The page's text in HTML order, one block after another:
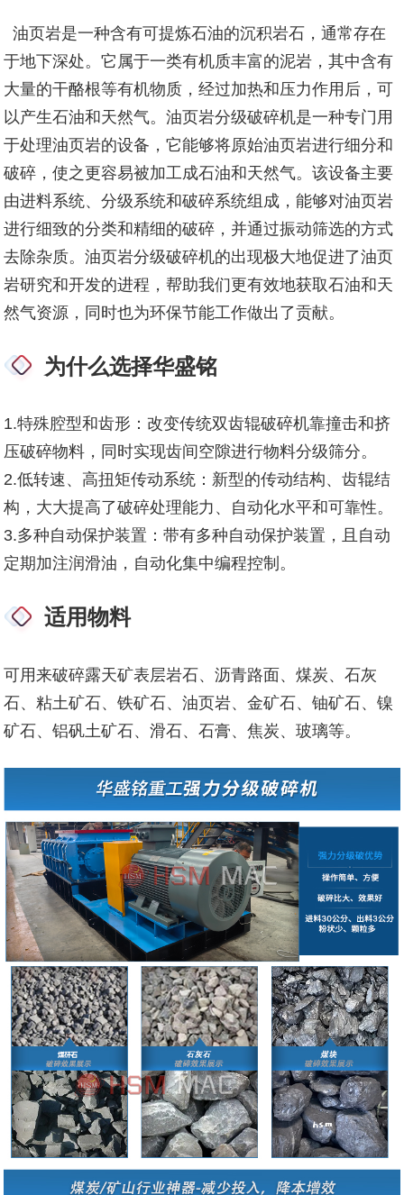
油页岩是一种含有可提炼石油的沉积岩石，通常存在
于地下深处。它属于一类有机质丰富的泥岩，其中含有
大量的干酪根等有机物质，经过加热和压力作用后，可
以产生石油和天然气。油页岩分级破碎机是一种专门用
于处理油页岩的设备，它能够将原始油页岩进行细分和
破碎，使之更容易被加工成石油和天然气。该设备主要
由进料系统、分级系统和破碎系统组成，能够对油页岩
进行细致的分类和精细的破碎，并通过振动筛选的方式
去除杂质。油页岩分级破碎机的出现极大地促进了油页
岩研究和开发的进程，帮助我们更有效地获取石油和天
然气资源，同时也为环保节能工作做出了贡献。
为什么选择华盛铭
1.特殊腔型和齿形：改变传统双齿辊破碎机靠撞击和挤
压破碎物料，同时实现齿间空隙进行物料分级筛分。
2.低转速、高扭矩传动系统：新型的传动结构、齿辊结
构，大大提高了破碎处理能力、自动化水平和可靠性。
3.多种自动保护装置：带有多种自动保护装置，且自动
定期加注润滑油，自动化集中编程控制。
适用物料
可用来破碎露天矿表层岩石、沥青路面、煤炭、石灰
石、粘土矿石、铁矿石、油页岩、金矿石、铀矿石、镍
矿石、铝矾土矿石、滑石、石膏、焦炭、玻璃等。